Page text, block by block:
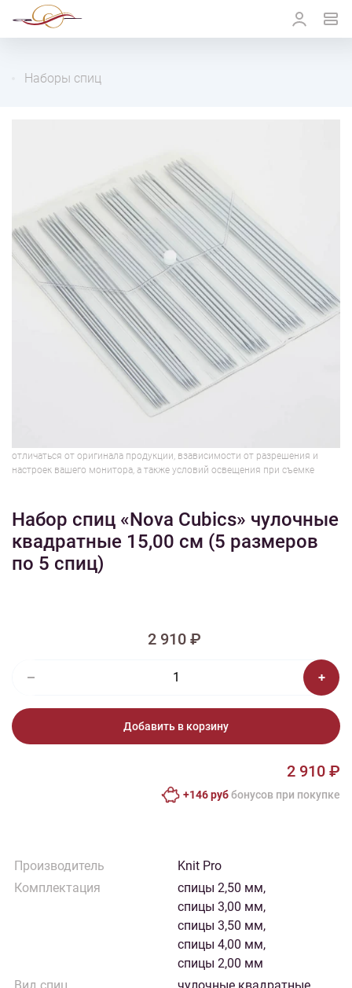
Наборы спиц
отличаться от оригинала продукции, взависимости от разрешения и
настроек вашего монитора, а также условий освещения при съемке
Набор спиц «Nova Cubics» чулочные
квадратные 15,00 см (5 размеров
по 5 спиц)
2 910 ₽
Добавить в корзину
2 910 ₽
+146 руббонусов при покупке
Производитель
Knit Pro
Комплектация
спицы 2,50 мм,
спицы 3,00 мм,
спицы 3,50 мм,
спицы 4,00 мм,
спицы 2,00 мм